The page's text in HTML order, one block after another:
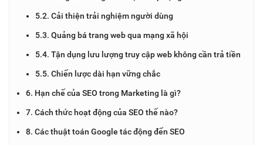
5.2. Cải thiện trải nghiệm người dùng
5.3. Quảng bá trang web qua mạng xã hội
5.4. Tận dụng lưu lượng truy cập web không cần trả tiền
5.5. Chiến lược dài hạn vững chắc
6. Hạn chế của SEO trong Marketing là gì?
7. Cách thức hoạt động của SEO thế nào?
8. Các thuật toán Google tác động đến SEO